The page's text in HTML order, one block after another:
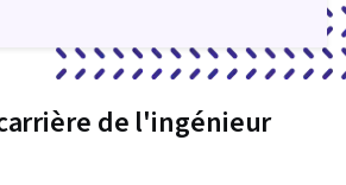
de l'ingénieur